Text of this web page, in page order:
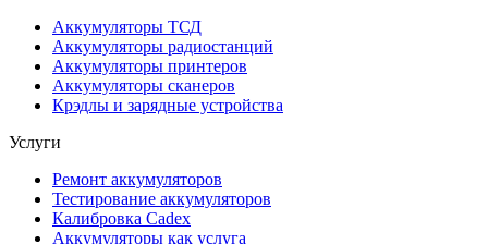
Аккумуляторы ТСД
Аккумуляторы радиостанций
Аккумуляторы принтеров
Аккумуляторы сканеров
Крэдлы и зарядные устройства
Услуги
Ремонт аккумуляторов
Тестирование аккумуляторов
Калибровка Cadex
Аккумуляторы как услуга